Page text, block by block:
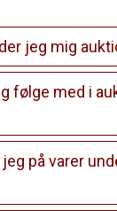
jeg mig
følge med i
på varer